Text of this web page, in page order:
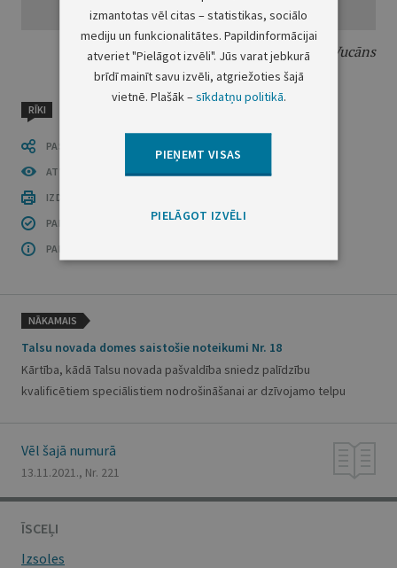
Preiļu novada domes priekšsēdētājs Ā. Vucāns
RĪKI
PASTĀSTI CITIEM
ATVĒRT PUBLIKĀCIJU (PDF)
IZDRUKĀT PUBLIKĀCIJU
PAR INFORMĀCIJAS DROŠĪBU
PAR ŠO GRUPU
NĀKAMAIS
Talsu novada domes saistošie noteikumi Nr. 18
Kārtība, kādā Talsu novada pašvaldība sniedz palīdzību
kvalificētiem speciālistiem nodrošināšanai ar dzīvojamo telpu
Vēl šajā numurā
13.11.2021., Nr. 221
ĪSCEĻI
Izsoles
izmantotas vēl citas – statistikas, sociālo
mediju un funkcionalitātes. Papildinformācijai
atveriet "Pielāgot izvēli". Jūs varat jebkurā
brīdī mainīt savu izvēli, atgriežoties šajā
vietnē. Plašāk –sīkdatņu politikā.
PIEŅEMT VISAS
PIELĀGOT IZVĒLI